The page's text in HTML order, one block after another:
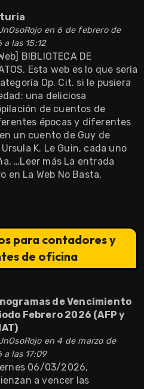
en 6 de febrero de
a las 15:12
BIBLIOTECA DE
Esta web es lo que sería
Op. Cit. si le pusiera
una deliciosa
de cuentos de
épocas y diferentes
un cuento de Guy de
K. Le Guin, cada uno
…Leer más La entrada
en La Web No Basta.
para contadores y
de oficina
de Vencimiento
Febrero 2026 (AFP y
en 4 de marzo de
a las 17:09
06/03/2026,
a vencer las